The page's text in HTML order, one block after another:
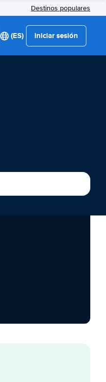
Destinos populares
(ES) Iniciar sesión